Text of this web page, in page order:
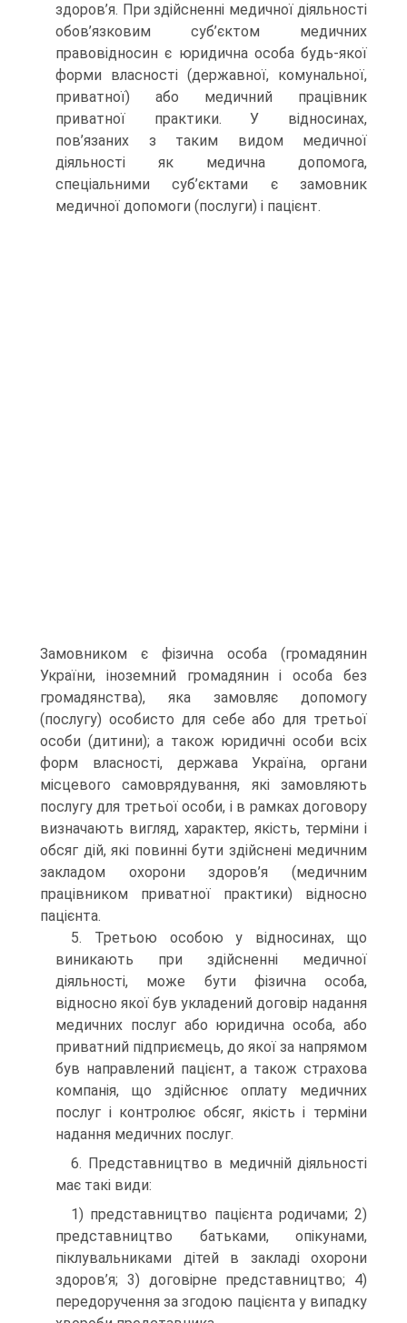
здоров’я. При здійсненні медичної діяльності
обов’язковим суб’єктом медичних
правовідносин є юридична особа будь-якої
форми власності (державної, комунальної,
приватної) або медичний працівник
приватної практики. У відносинах,
пов’язаних з таким видом медичної
діяльності як медична допомога,
спеціальними суб’єктами є замовник
медичної допомоги (послуги) і пацієнт.
Замовником є фізична особа (громадянин
України, іноземний громадянин і особа без
громадянства), яка замовляє допомогу
(послугу) особисто для себе або для третьої
особи (дитини); а також юридичні особи всіх
форм власності, держава Україна, органи
місцевого самоврядування, які замовляють
послугу для третьої особи, і в рамках договору
визначають вигляд, характер, якість, терміни і
обсяг дій, які повинні бути здійснені медичним
закладом охорони здоров’я (медичним
працівником приватної практики) відносно
пацієнта.
5. Третьою особою у відносинах, що
виникають при здійсненні медичної
діяльності, може бути фізична особа,
відносно якої був укладений договір надання
медичних послуг або юридична особа, або
приватний підприємець, до якої за напрямом
був направлений пацієнт, а також страхова
компанія, що здійснює оплату медичних
послуг і контролює обсяг, якість і терміни
надання медичних послуг.
6. Представництво в медичній діяльності
має такі види:
1) представництво пацієнта родичами; 2)
представництво батьками, опікунами,
піклувальниками дітей в закладі охорони
здоров’я; 3) договірне представництво; 4)
передоручення за згодою пацієнта у випадку